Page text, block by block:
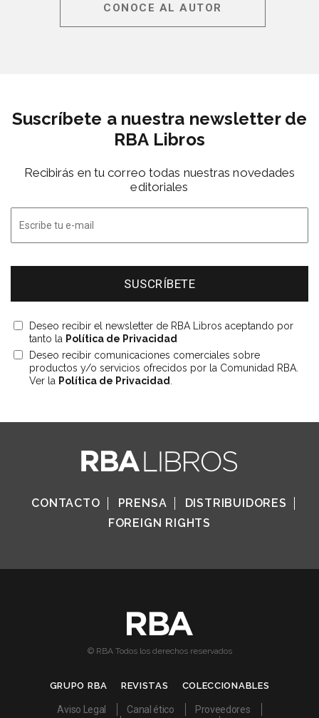
CONOCE AL AUTOR
Suscríbete a nuestra newsletter de
RBA Libros
Recibirás en tu correo todas nuestras novedades
editoriales
Deseo recibir el newsletter de RBA Libros aceptando por
tanto la Política de Privacidad
Deseo recibir comunicaciones comerciales sobre
productos y/o servicios ofrecidos por la Comunidad RBA.
Ver la Política de Privacidad
CONTACTO PRENSA
DISTRIBUIDORES
FOREIGN RIGHTS
© RBA Todos los derechos reservados
GRUPO RBA REVISTAS COLECCIONABLES
Aviso Legal Canal ético
Proveedores